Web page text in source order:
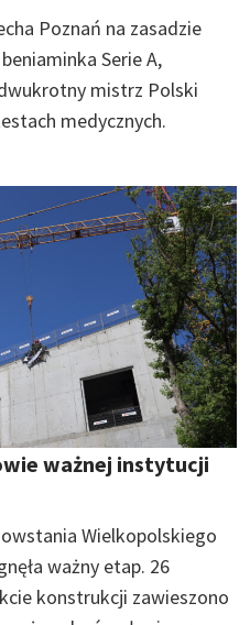
Poznań na zasadzie
Serie A,
mistrz Polski
medycznych.
ważnej instytucji
Wielkopolskiego
ważny etap. 26
konstrukcji zawieszono